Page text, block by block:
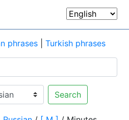
phrases Turkish phrases
Search